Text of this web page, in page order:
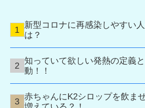
新型コロナに再感染しやすい
は？
知っていて欲しい発熱の定義
動！！
赤ちゃんにK2シロップを飲ま